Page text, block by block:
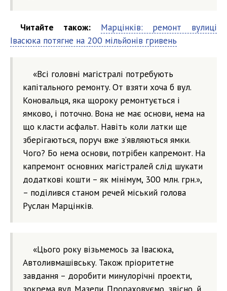
Читайте також:
Марцінків: ремонт вулиці
Івасюка потягне на 200 мільйонів гривень
«Всі головні магістралі потребують
капітального ремонту. От взяти хоча б вул.
Коновальця, яка щороку ремонтується і
ямково, і поточно. Вона не має основи, нема на
що класти асфальт. Навіть коли латки ще
зберігаються, поруч вже з’являються ямки.
Чого? Бо нема основи, потрібен капремонт. На
капремонт основних магістралей слід шукати
додаткові кошти – як мінімум, 300 млн. грн.»,
– поділився станом речей міський голова
Руслан Марцінків.
«Цього року візьмемось за Івасюка,
Автоливмашівську. Також пріоритетне
завдання – доробити минулорічні проекти,